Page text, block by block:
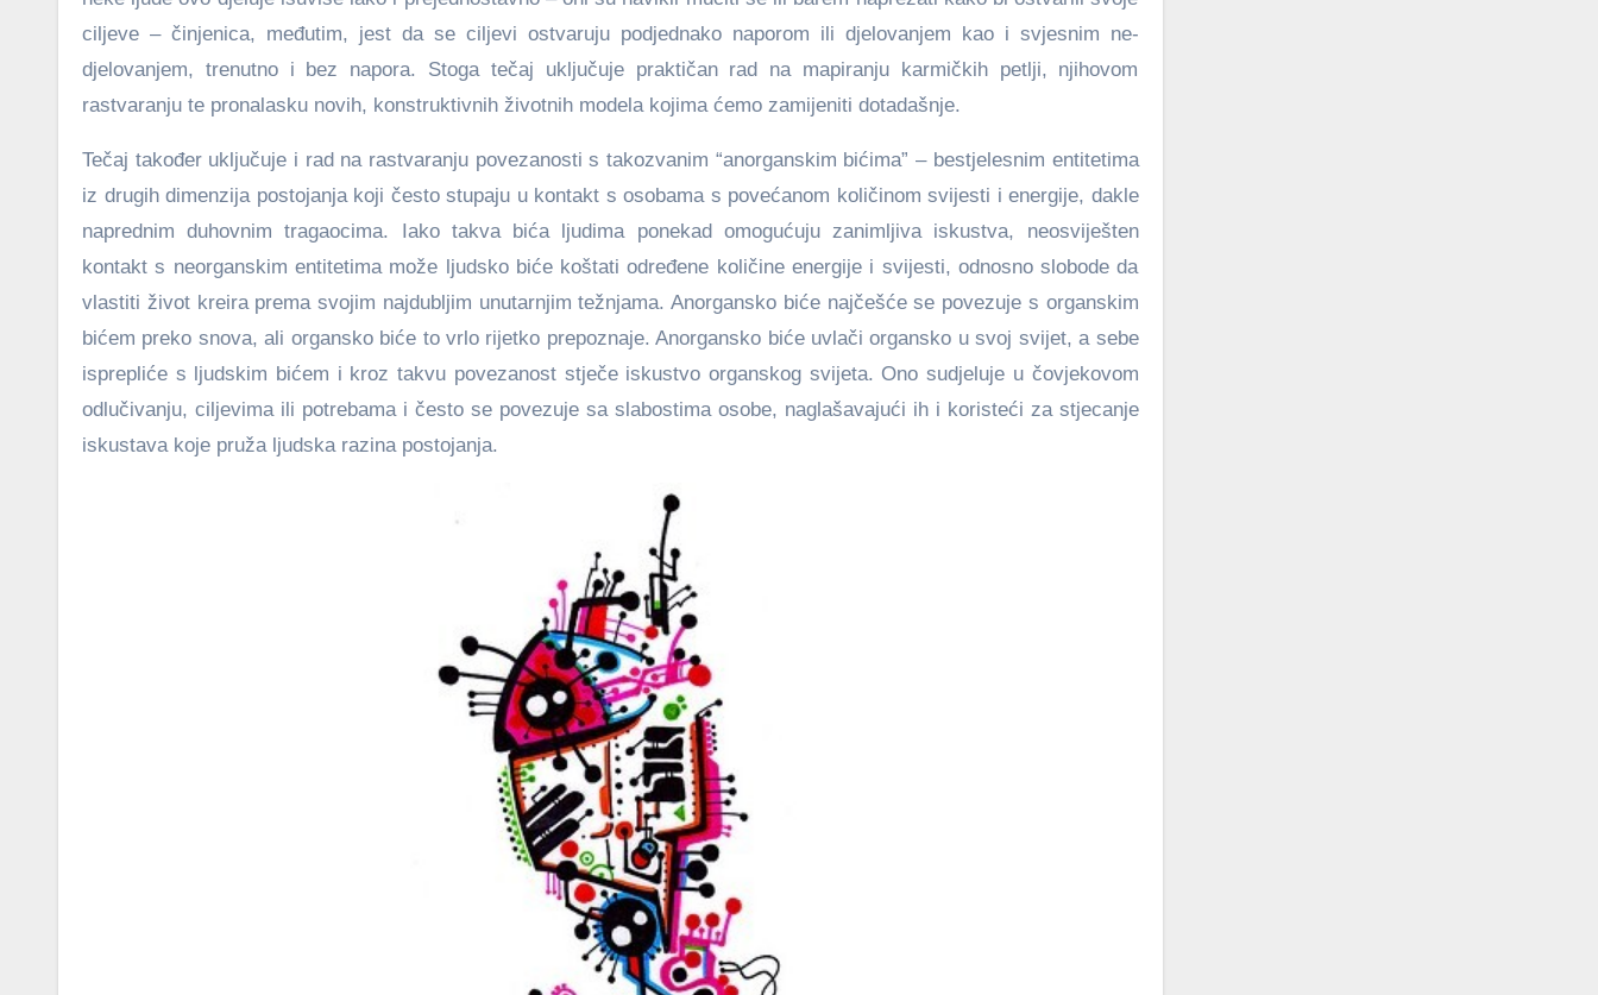
ciljeve – činjenica, međutim, jest da se ciljevi ostvaruju podjednako naporom ili djelovanjem kao i svjesnim ne-
djelovanjem, trenutno i bez napora. Stoga tečaj uključuje praktičan rad na mapiranju karmičkih petlji, njihovom
rastvaranju te pronalasku novih, konstruktivnih životnih modela kojima ćemo zamijeniti dotadašnje.
Tečaj također uključuje i rad na rastvaranju povezanosti s takozvanim “anorganskim bićima” – bestjelesnim entitetima
iz drugih dimenzija postojanja koji često stupaju u kontakt s osobama s povećanom količinom svijesti i energije, dakle
naprednim duhovnim tragaocima. Iako takva bića ljudima ponekad omogućuju zanimljiva iskustva, neosviješten
kontakt s neorganskim entitetima može ljudsko biće koštati određene količine energije i svijesti, odnosno slobode da
vlastiti život kreira prema svojim najdubljim unutarnjim težnjama. Anorgansko biće najčešće se povezuje s organskim
bićem preko snova, ali organsko biće to vrlo rijetko prepoznaje. Anorgansko biće uvlači organsko u svoj svijet, a sebe
isprepliće s ljudskim bićem i kroz takvu povezanost stječe iskustvo organskog svijeta. Ono sudjeluje u čovjekovom
odlučivanju, ciljevima ili potrebama i često se povezuje sa slabostima osobe, naglašavajući ih i koristeći za stjecanje
iskustava koje pruža ljudska razina postojanja.